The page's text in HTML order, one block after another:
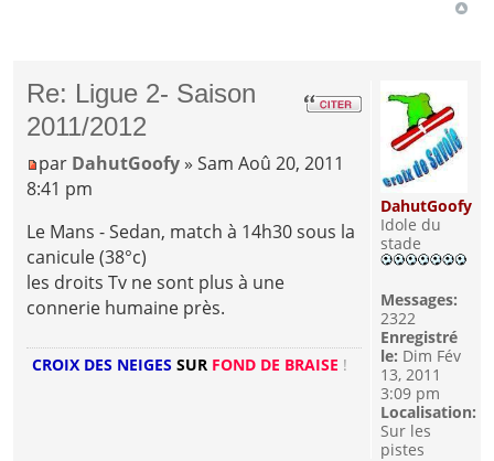
Re: Ligue 2- Saison
2011/2012
par DahutGoofy » Sam Aoû 20, 2011
8:41 pm
Le Mans - Sedan, match à 14h30 sous la
canicule (38°c)
les droits Tv ne sont plus à une
connerie humaine près.
CROIX DES NEIGES SUR FOND DE BRAISE !
DahutGoofy
Idole du
stade
Messages:
2322
Enregistré
le: Dim Fév
13, 2011
3:09 pm
Localisation:
Sur les
pistes